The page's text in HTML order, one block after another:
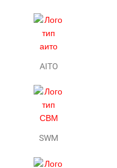
AITO
SWM